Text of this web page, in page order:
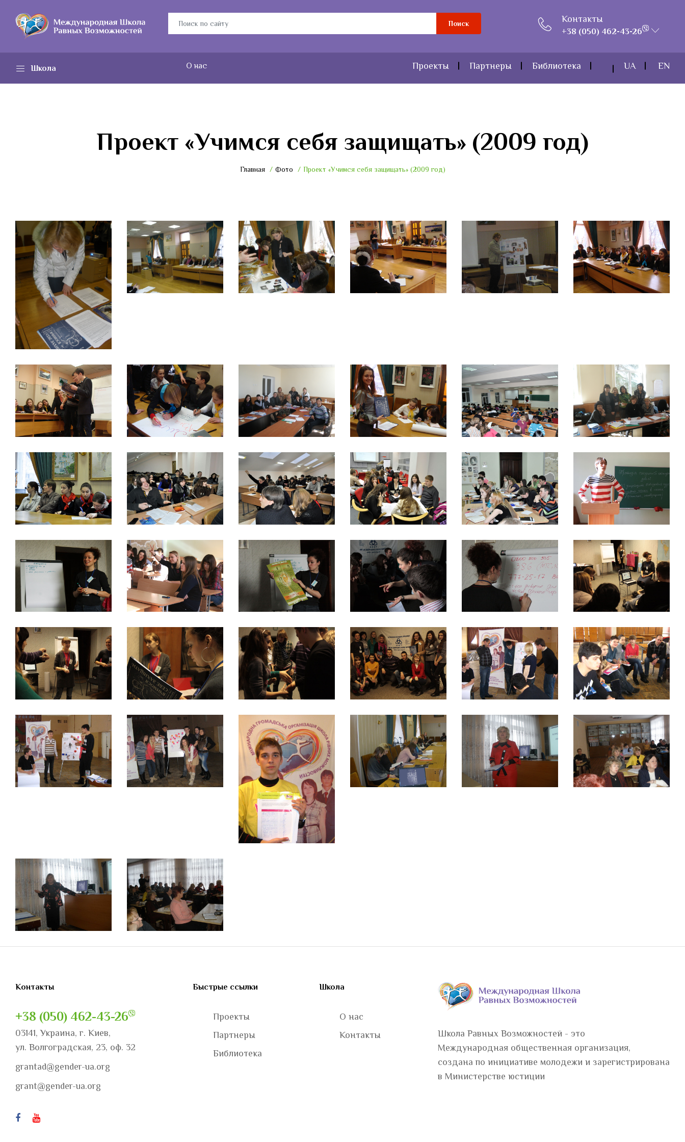
Поиск Контакты
+38 (050) 462-43-26
Школа О нас Проекты Партнеры Библиотека UA EN
Проект «Учимся себя защищать» (2009 год)
Главная Фото Проект «Учимся себя защищать» (2009 год)
Контакты
+38 (050) 462-43-26
03141, Украина, г. Киев,
ул. Волгоградская, 23, оф. 32
grantad@gender-ua.org
grant@gender-ua.org
Быстрые ссылки
Проекты
Партнеры
Библиотека
Школа
О нас
Контакты
Школа Равных Возможностей - это
Международная общественная организация,
создана по инициативе молодежи и зарегистрирована
в Министерстве юстиции